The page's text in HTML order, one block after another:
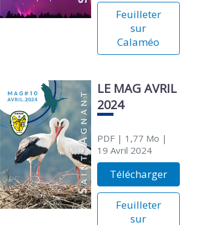
Feuilleter
sur
Calaméo
LE MAG AVRIL
2024
PDF| 1,77 Mo |
19 Avril 2024
Télécharger
Feuilleter
sur